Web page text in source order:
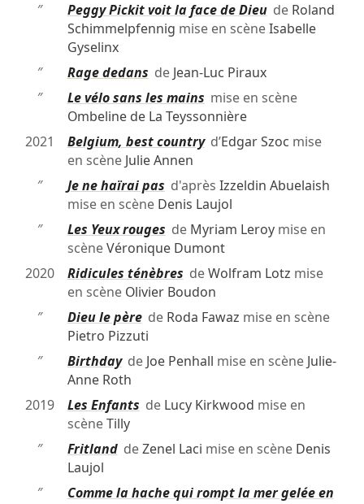
″
Peggy Pickit voit la face de Dieude Roland
Schimmelpfennig mise en scèneIsabelle
Gyselinx
″
Rage dedans de Jean-Luc Piraux
″
Le vélo sans les mains mise en scène
Ombeline de La Teyssonnière
2021
Belgium, best countryd’Edgar Szoc mise
en scène Julie Annen
″
Je ne haïrai pas d'après Izzeldin Abuelaish
mise en scène Denis Laujol
″
Les Yeux rouges de Myriam Leroymise en
scèneVéronique Dumont
2020
Ridicules ténèbres deWolfram Lotz mise
en scène Olivier Boudon
″
Dieu le pèrede Roda Fawaz mise en scène
Pietro Pizzuti
″
Birthdayde Joe Penhall mise en scène Julie-
Anne Roth
2019
Les Enfants de Lucy Kirkwood mise en
scèneTilly
″
FritlanddeZenel Laci mise en scène Denis
Laujol
″
Comme la hache qui rompt la mer gelée en